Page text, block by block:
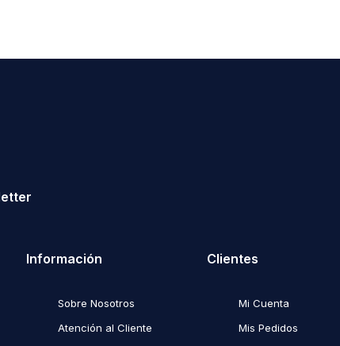
Información
Sobre Nosotros
Atención al Cliente
Clientes
Mi Cuenta
Mis Pedidos